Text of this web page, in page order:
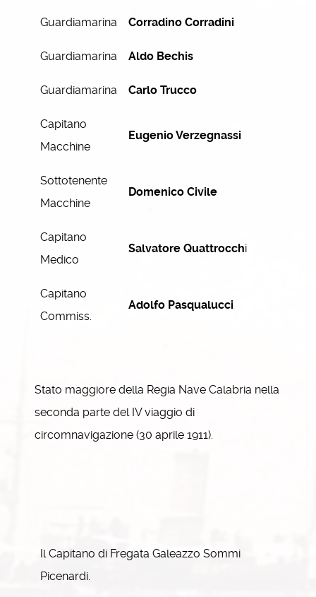
Guardiamarina Corradino Corradini
Guardiamarina Aldo Bechis
Guardiamarina Carlo Trucco
Capitano
Macchine
Eugenio Verzegnassi
Sottotenente
Macchine
Domenico Civile
Capitano
Medico
Salvatore Quattrocchi
Capitano
Commiss.
Adolfo Pasqualucci
Stato maggiore della Regia Nave Calabria nella
seconda parte del IV viaggio di
circomnavigazione (30 aprile 1911).
Il Capitano di Fregata Galeazzo Sommi
Picenardi.